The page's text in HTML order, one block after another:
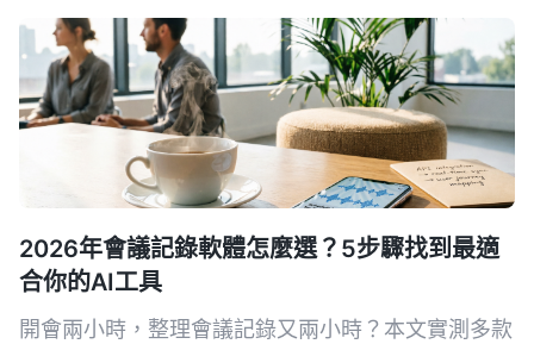
2026年會議記錄軟體怎麼選？5步驟找到最適
合你的AI工具
開會兩小時，整理會議記錄又兩小時？本文實測多款